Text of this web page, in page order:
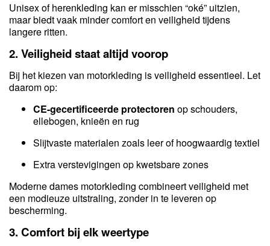
Unisex of herenkleding kan er misschien “oké” uitzien,
maar biedt vaak minder comfort en veiligheid tijdens
langere ritten.
2. Veiligheid staat altijd voorop
Bij het kiezen van motorkleding is veiligheid essentieel. Let
daarom op:
CE-gecertificeerde protectoren op schouders,
ellebogen, knieën en rug
Slijtvaste materialen zoals leer of hoogwaardig textiel
Extra verstevigingen op kwetsbare zones
Moderne dames motorkleding combineert veiligheid met
een modieuze uitstraling, zonder in te leveren op
bescherming.
3. Comfort bij elk weertype